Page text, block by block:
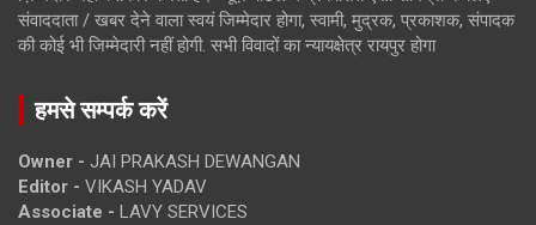
संवाददाता / खबर देने वाला स्वयं जिम्मेदार होगा, स्वामी, मुद्रक, प्रकाशक, संपादक
की कोई भी जिम्मेदारी नहीं होगी. सभी विवादों का न्यायक्षेत्र रायपुर होगा
हमसे सम्पर्क करें
Owner - JAI PRAKASH DEWANGAN
Editor - VIKASH YADAV
Associate - LAVY SERVICES